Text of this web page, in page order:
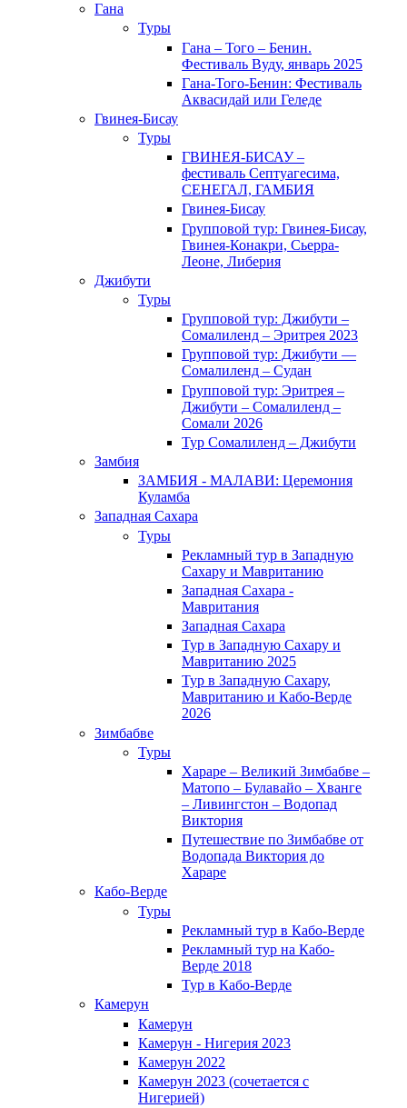
Гана
Туры
Гана – Того – Бенин.
Фестиваль Вуду, январь 2025
Гана-Того-Бенин: Фестиваль
Аквасидай или Геледе
Гвинея-Бисау
Туры
ГВИНЕЯ-БИСАУ –
фестиваль Септуагесима,
СЕНЕГАЛ, ГАМБИЯ
Гвинея-Бисау
Групповой тур: Гвинея-Бисау,
Гвинея-Конакри, Сьерра-
Леоне, Либерия
Джибути
Туры
Групповой тур: Джибути –
Cомалиленд – Эритрея 2023
Групповой тур: Джибути —
Сомалиленд – Судан
Групповой тур: Эритрея –
Джибути – Сомалиленд –
Сомали 2026
Тур Cомалиленд – Джибути
Замбия
ЗАМБИЯ - МАЛАВИ: Церемония
Куламба
Западная Сахара
Туры
Рекламный тур в Западную
Сахару и Мавританию
Западная Сахара -
Мавритания
Западная Сахара
Тур в Западную Сахару и
Мавританию 2025
Тур в Западную Сахару,
Мавританию и Кабо-Верде
2026
Зимбабве
Туры
Хараре – Великий Зимбабве –
Матопо – Булавайо – Хванге
– Ливингстон – Водопад
Виктория
Путешествие по Зимбабве от
Водопада Виктория до
Хараре
Кабо-Верде
Туры
Рекламный тур в Кабо-Верде
Рекламный тур на Кабо-
Верде 2018
Тур в Кабо-Верде
Камерун
Камерун
Камерун - Нигерия 2023
Камерун 2022
Камерун 2023 (сочетается с
Нигерией)